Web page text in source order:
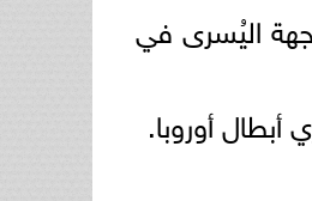
سدد كرة رائعة من الجهة اليُسرى في
أوروبا.